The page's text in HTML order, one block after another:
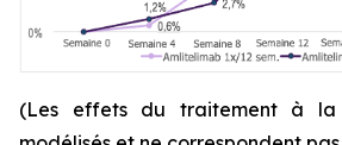
(Les effets du traitement à la